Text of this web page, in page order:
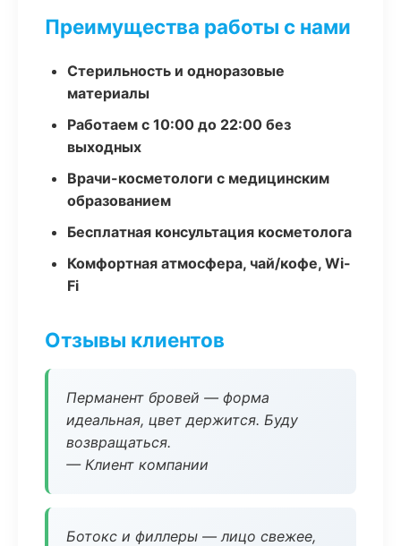
Преимущества работы с нами
Стерильность и одноразовые
материалы
Работаем с 10:00 до 22:00 без
выходных
Врачи-косметологи с медицинским
образованием
Бесплатная консультация косметолога
Комфортная атмосфера, чай/кофе, Wi-
Fi
Отзывы клиентов
Перманент бровей — форма
идеальная, цвет держится. Буду
возвращаться.
— Клиент компании
Ботокс и филлеры — лицо свежее,